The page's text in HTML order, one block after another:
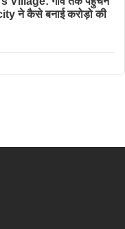
ने कैसे बनाई करोड़ो की